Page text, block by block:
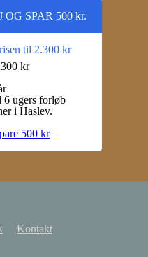
SPAR 500 kr.
til 2.300 kr
kr
6 ugers forløb
i Haslev.
500 kr
Kontakt